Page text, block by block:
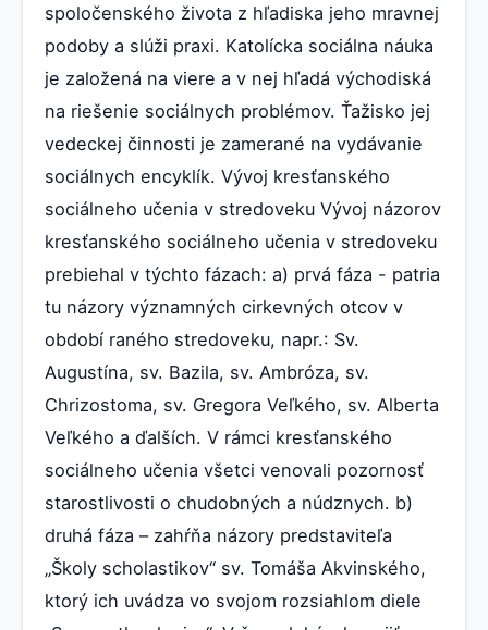
spoločenského života z hľadiska jeho mravnej
podoby a slúži praxi. Katolícka sociálna náuka
je založená na viere a v nej hľadá východiská
na riešenie sociálnych problémov. Ťažisko jej
vedeckej činnosti je zamerané na vydávanie
sociálnych encyklík. Vývoj kresťanského
sociálneho učenia v stredoveku Vývoj názorov
kresťanského sociálneho učenia v stredoveku
prebiehal v týchto fázach: a) prvá fáza - patria
tu názory významných cirkevných otcov v
období raného stredoveku, napr.: Sv.
Augustína, sv. Bazila, sv. Ambróza, sv.
Chrizostoma, sv. Gregora Veľkého, sv. Alberta
Veľkého a ďalších. V rámci kresťanského
sociálneho učenia všetci venovali pozornosť
starostlivosti o chudobných a núdznych. b)
druhá fáza – zahŕňa názory predstaviteľa
„Školy scholastikov“ sv. Tomáša Akvinského,
ktorý ich uvádza vo svojom rozsiahlom diele